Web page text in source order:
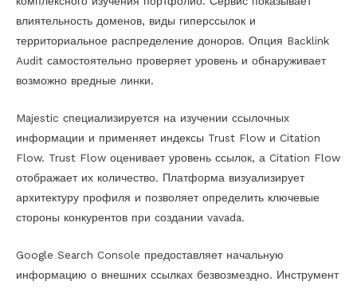
влиятельность доменов, виды гиперссылок и
территориальное распределение доноров. Опция Backlink
Audit самостоятельно проверяет уровень и обнаруживает
возможно вредные линки.
Majestic специализируется на изучении ссылочных
информации и применяет индексы Trust Flow и Citation
Flow. Trust Flow оценивает уровень ссылок, а Citation Flow
отображает их количество. Платформа визуализирует
архитектуру профиля и позволяет определить ключевые
стороны конкурентов при создании vavada.
Google Search Console предоставляет начальную
информацию о внешних ссылках безвозмездно. Инструмент